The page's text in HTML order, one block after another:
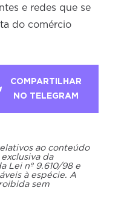
e redes que se
do comércio
COMPARTILHAR
NO TELEGRAM
ao conteúdo
da
Lei nº 9.610/98 e
à espécie. A
sem